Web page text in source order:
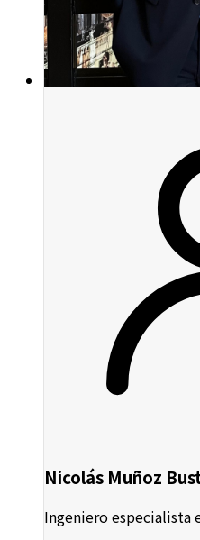
Nicolás Muñoz
Ingeniero especialista